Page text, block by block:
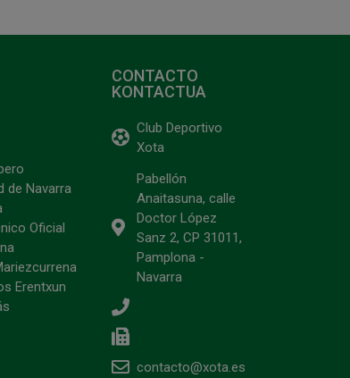
de Navarra
Oficial
Erentxun
CONTACTO
KONTACTUA
Club Deportivo
Xota
Pabellón
Anaitasuna, calle
Doctor López
Sanz 2, CP 31011,
Pamplona -
Navarra
contacto@xota.es